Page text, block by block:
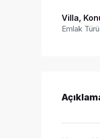
Villa,
Emlak Türü